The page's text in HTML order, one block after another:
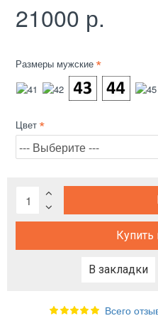
Всего
21000 р.
Размеры мужские
Цвет
Купить
В закладки